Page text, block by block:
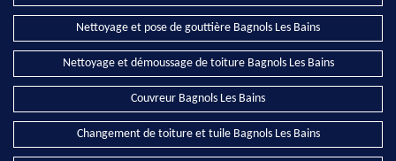
Nettoyage et pose de gouttière Bagnols Les Bains
Nettoyage et démoussage de toiture Bagnols Les Bains
Couvreur Bagnols Les Bains
Changement de toiture et tuile Bagnols Les Bains